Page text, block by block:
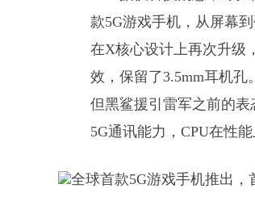
款5G游戏手机，从屏幕
在X核心设计上再次升级
效，保留了3.5mm耳机孔
但黑鲨援引雷军之前的
5G通讯能力，CPU在性